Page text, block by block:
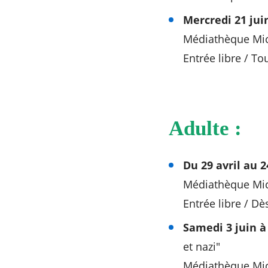
Mercredi 21
Médiathèque
Entrée libre /
Adulte :
Du 29 avril au
Médiathèque
Entrée libre /
Samedi 3 juin à
et nazi"